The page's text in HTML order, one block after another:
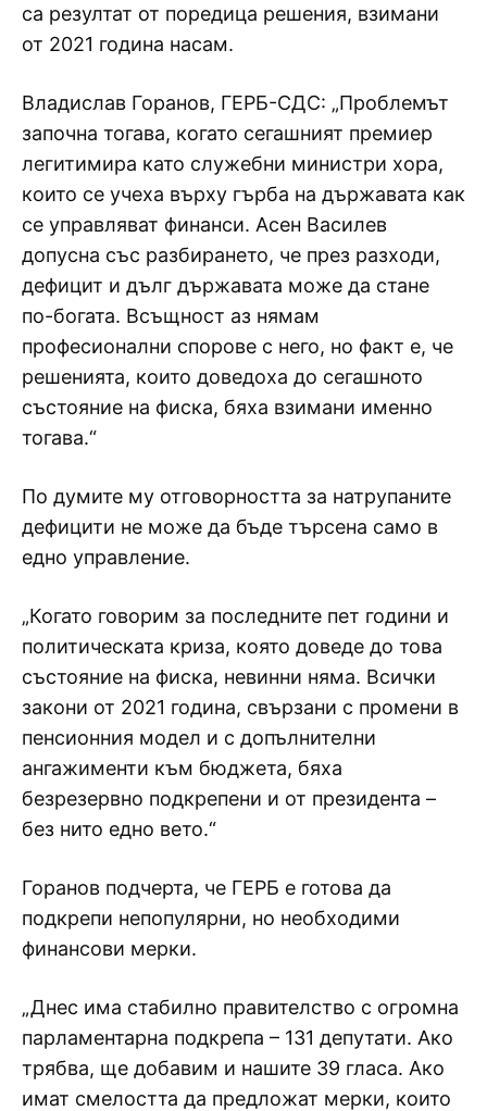
са резултат от поредица решения, взимани
от 2021 година насам.
Владислав Горанов, ГЕРБ-СДС: „Проблемът
започна тогава, когато сегашният премиер
легитимира като служебни министри хора,
които се учеха върху гърба на държавата как
се управляват финанси. Асен Василев
допусна със разбирането, че през разходи,
дефицит и дълг държавата може да стане
по-богата. Всъщност аз нямам
професионални спорове с него, но факт е, че
решенията, които доведоха до сегашното
състояние на фиска, бяха взимани именно
тогава.“
По думите му отговорността за натрупаните
дефицити не може да бъде търсена само в
едно управление.
„Когато говорим за последните пет години и
политическата криза, която доведе до това
състояние на фиска, невинни няма. Всички
закони от 2021 година, свързани с промени в
пенсионния модел и с допълнителни
ангажименти към бюджета, бяха
безрезервно подкрепени и от президента –
без нито едно вето.“
Горанов подчерта, че ГЕРБ е готова да
подкрепи непопулярни, но необходими
финансови мерки.
„Днес има стабилно правителство с огромна
парламентарна подкрепа – 131 депутати. Ако
трябва, ще добавим и нашите 39 гласа. Ако
имат смелостта да предложат мерки, които